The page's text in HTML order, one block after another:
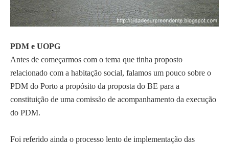
BLOGROLL
i
ã
o
e
o
a
n
PDM e UOPG
Antes de começarmos com o tema que tinha proposto
relacionado com a habitação social, falamos um pouco sobre o
PDM do Porto a propósito da proposta do BE para a
constituição de uma comissão de acompanhamento da execução
do PDM.
Foi referido ainda o processo lento de implementação das